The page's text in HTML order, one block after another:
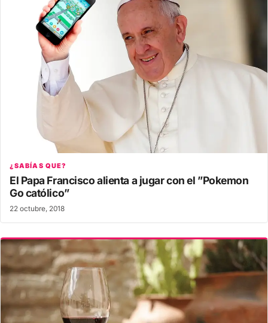
¿SABÍAS QUE?
El Papa Francisco alienta a jugar con el ”Pokemon
Go católico”
22 octubre, 2018